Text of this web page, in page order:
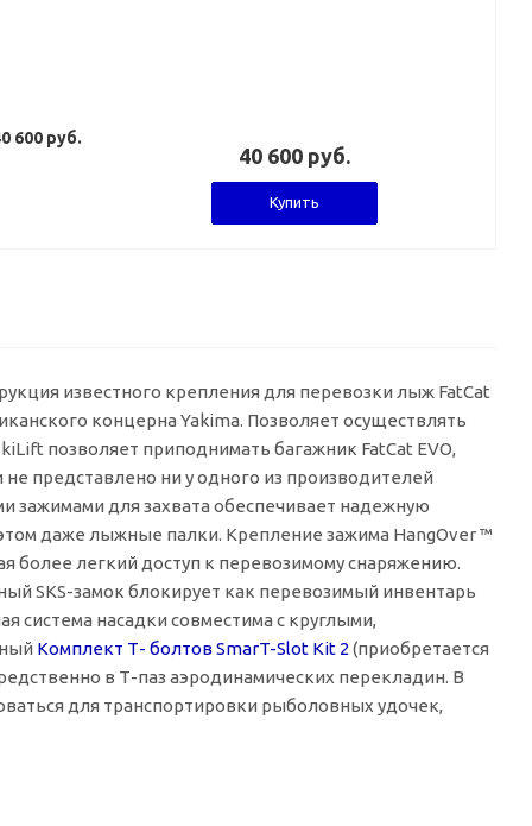
600 руб.
40 600 руб.
Купить
известного крепления для перевозки лыж FatCat
концерна Yakima. Позволяет осуществлять
позволяет приподнимать багажник FatCat EVO,
представлено ни у одного из производителей
зажимами для захвата обеспечивает надежную
даже лыжные палки. Крепление зажима HangOver ™
более легкий доступ к перевозимому снаряжению.
SKS-замок блокирует как перевозимый инвентарь
система насадки совместима с круглыми,
Комплект Т- болтов SmarT-Slot Kit 2 (приобретается
в Т-паз аэродинамических перекладин. В
для транспортировки рыболовных удочек,